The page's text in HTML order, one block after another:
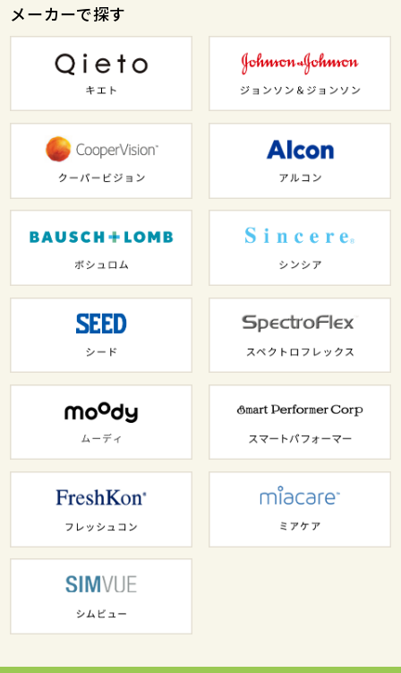
メーカーで探す